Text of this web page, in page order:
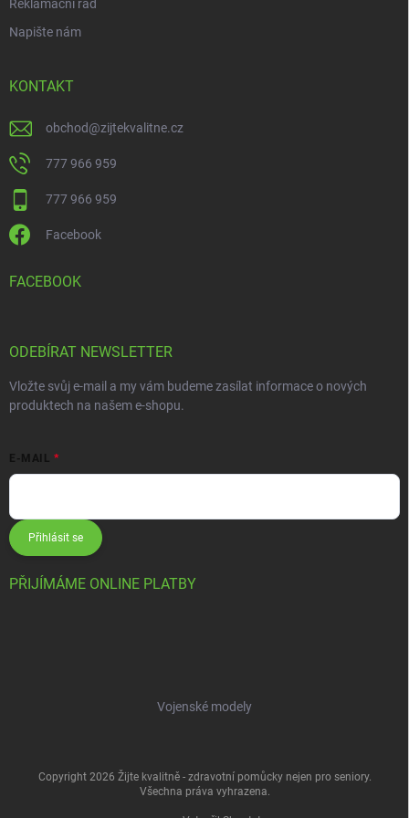
Reklamační řád
Napište nám
KONTAKT
obchod@zijtekvalitne.cz
777 966 959
777 966 959
Facebook
FACEBOOK
ODEBÍRAT NEWSLETTER
Vložte svůj e-mail a my vám budeme zasílat informace o nových
produktech na našem e-shopu.
E-MAIL
Přihlásit se
PŘIJÍMÁME ONLINE PLATBY
Vojenské modely
Copyright 2026 Žijte kvalitně - zdravotní pomůcky nejen pro seniory.
Všechna práva vyhrazena.